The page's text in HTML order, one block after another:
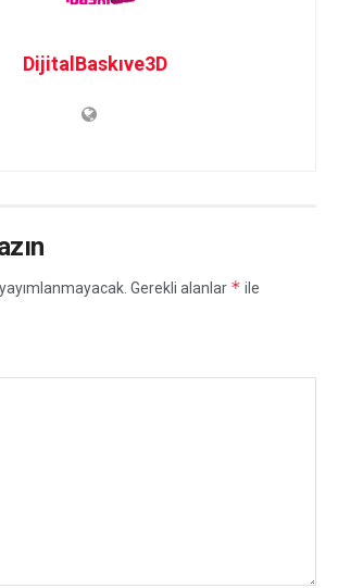
DijitalBaskıve3D
Gerekli alanlar * ile